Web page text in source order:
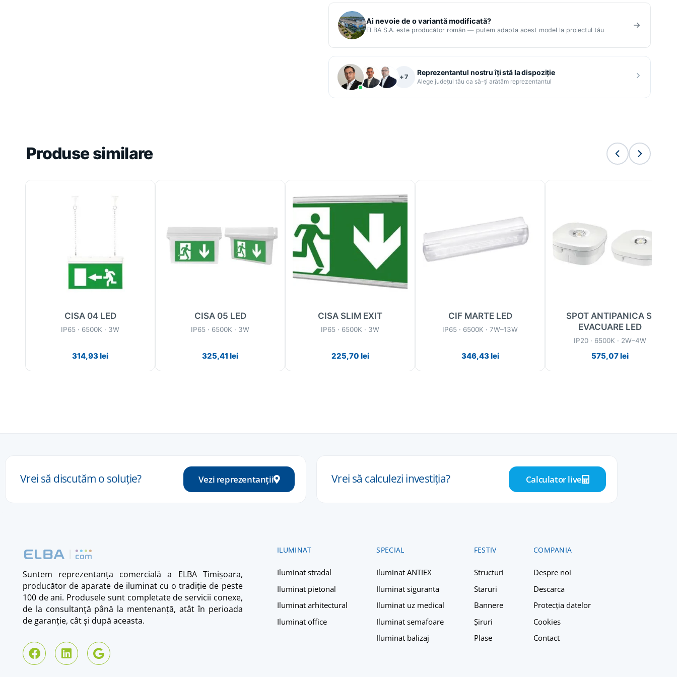
Ai nevoie de o variantă modificată?
ELBA S.A. este producător român — putem adapta acest model la proiectul tău
+7
Reprezentantul nostru îți stă la dispoziție
Alege județul tău ca să-ți arătăm reprezentantul
Produse similare
CISA 04 LED
IP65 · 6500K · 3W
314,93lei
CISA 05 LED
IP65 · 6500K · 3W
325,41 lei
CISA SLIM EXIT
IP65 · 6500K · 3W
225,70 lei
CIF MARTE LED
IP65 · 6500K · 7W–13W
346,43lei
SPOT ANTIPANICA SI
EVACUARE LED
IP20 · 6500K · 2W–4W
575,07lei
Vrei să discutăm o soluție? Vezi reprezentanții Vrei să calculezi investiția? Calculator live
Suntem reprezentanța comercială a ELBA Timișoara,
producător de aparate de iluminat cu o tradiție de peste
100 de ani. Produsele sunt completate de servicii conexe,
de la consultanță până la mentenanță, atât în perioada
de garanție, cât și după aceasta.
ILUMINAT
Iluminat stradal
Iluminat pietonal
Iluminat arhitectural
Iluminat office
SPECIAL
Iluminat ANTIEX
Iluminat siguranta
Iluminat uz medical
Iluminat semafoare
Iluminat balizaj
FESTIV
Structuri
Staruri
Bannere
Șiruri
Plase
COMPANIA
Despre noi
Descarca
Protecția datelor
Cookies
Contact